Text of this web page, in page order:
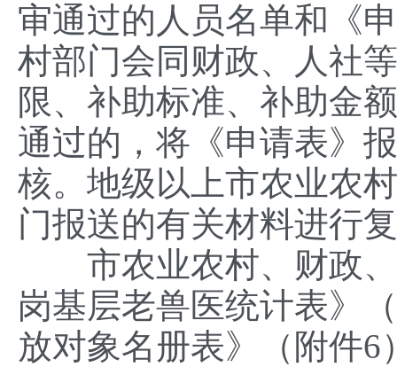
审通过的人员名单和《
村部门会同财政、人社
限、补助标准、补助金
通过的，将《申请表》
核。地级以上市农业农
门报送的有关材料进行
市农业农村、财政、
岗基层老兽医统计表》
放对象名册表》（附件